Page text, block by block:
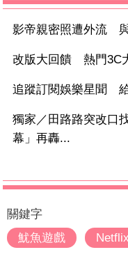
影帝親密照遭外流
改版大回饋 熱門3C
追蹤訂閱娛樂星聞
獨家／田路路突改口
幕」再轟...
關鍵字
魷魚遊戲
Netflix